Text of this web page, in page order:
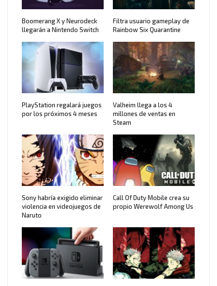
Boomerang X y Neurodeck
llegarán a Nintendo Switch
Filtra usuario gameplay de
Rainbow Six Quarantine
PlayStation regalará juegos
por los próximos 4 meses
Valheim llega a los 4
millones de ventas en
Steam
Sony habría exigido eliminar
violencia en videojuegos de
Naruto
Call Of Duty Mobile crea su
propio Werewolf Among Us